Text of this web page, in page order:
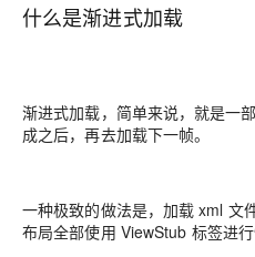
什么是渐进式加载
渐进式加载，简单来说，就是一
成之后，再去加载下一帧。
一种极致的做法是，加载 xml 文
布局全部使用 ViewStub 标签进行